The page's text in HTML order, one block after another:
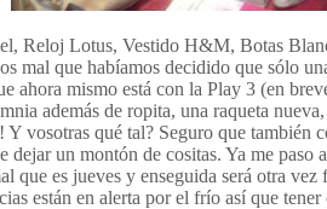
Reloj Lotus, Vestido H&M, Botas
mal que habíamos decidido que sólo
ahora mismo está con la Play 3 (en
además de ropita, una raqueta
Y vosotras qué tal? Seguro que también
dejar un montón de cositas. Ya me paso
que es jueves y enseguida será otra
están en alerta por el frío así que